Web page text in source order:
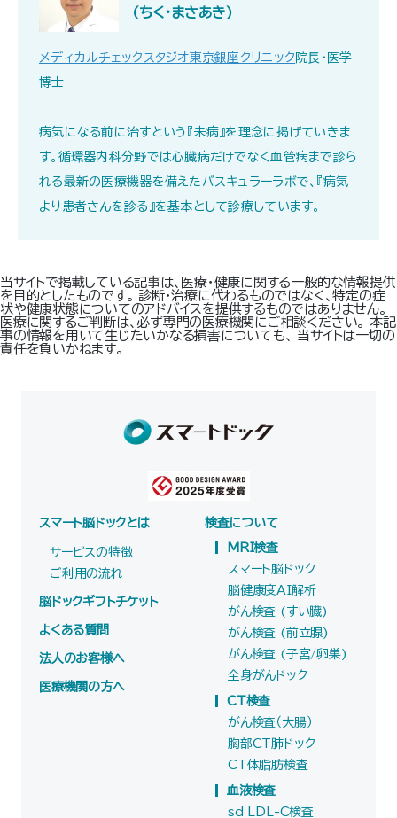
(ちく・まさあき)
メディカルチェックスタジオ東京銀座クリニック 院長・医学
博士
病気になる前に治すという『未病』を理念に掲げていきま
す。循環器内科分野では心臓病だけでなく血管病まで診ら
れる最新の医療機器を備えたバスキュラーラボで、『病気
より患者さんを診る』を基本として診療しています｡
当サイトで掲載している記事は、医療・健康に関する一般的な情報提供
を目的としたものです。 診断・治療に代わるものではなく、特定の症
状や健康状態についてのアドバイスを提供するものではありません。
医療に関するご判断は、必ず専門の医療機関にご相談ください。 本記
事の情報を用いて生じたいかなる損害についても、 当サイトは一切の
責任を負いかねます。
スマート脳ドックとは
サービスの特徴
ご利用の流れ
脳ドックギフトチケット
よくある質問
法人のお客様へ
医療機関の方へ
検査について
MRI検査
スマート脳ドック
脳健康度AI解析
がん検査 (すい臓)
がん検査 (前立腺)
がん検査 (子宮/卵巣)
全身がんドック
CT検査
がん検査（大腸）
胸部CT肺ドック
CT体脂肪検査
血液検査
sd LDL-C検査